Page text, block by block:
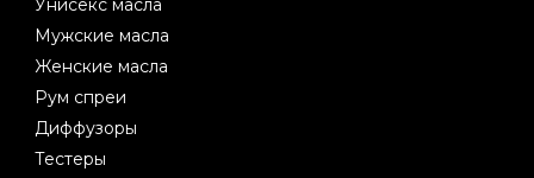
Унисекс масла
Мужские масла
Женские масла
Рум спреи
Диффузоры
Тестеры